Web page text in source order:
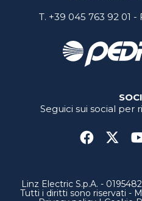
T. +39 045 763 92 01 -
Seguici sui social per
Linz Electric S.p.A. -
Tutti i diritti sono riservati -